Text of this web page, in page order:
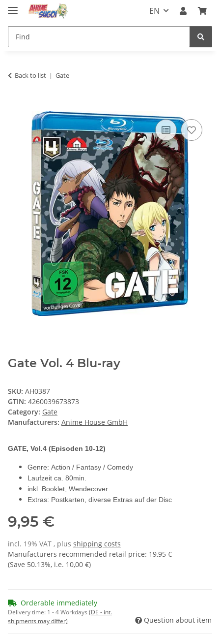
EN
Back to list Gate
Gate Vol. 4 Blu-ray
SKU: AH0387
GTIN: 4260039673873
Category: Gate
Manufacturers: Anime House GmbH
GATE, Vol.4 (Episoden 10-12)
Genre: Action / Fantasy / Comedy
Laufzeit ca. 80min.
inkl. Booklet, Wendecover
Extras: Postkarten, diverse Extras auf der Disc
9,95 €
incl. 19% VAT , plus shipping costs
Manufacturers recommended retail price: 19,95 €
(Save 50.13%, i.e. 10,00 €)
Orderable immediately
Delivery time: 1 - 4 Workdays (DE - int.
shipments may differ)
Question about item